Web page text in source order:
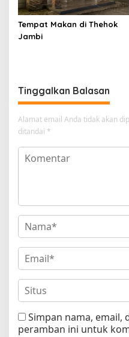
Tempat Makan di Thehok
Jambi
Tinggalkan Balasan
Alamat email Anda tidak akan
ditandai *
Simpan nama, email,
peramban ini untuk